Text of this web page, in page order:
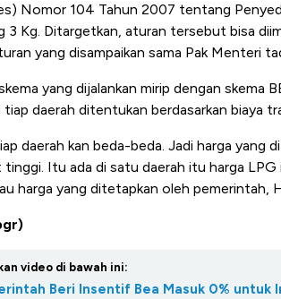
Nomor 104 Tahun 2007 tentang
3 Kg. Ditargetkan, aturan tersebut bisa
yang disampaikan sama Pak Menteri
yang dijalankan mirip dengan skema
tiap daerah ditentukan berdasarkan biaya
daerah kan beda-beda. Jadi harga
tinggi. Itu ada di satu daerah itu harga
harga yang ditetapkan oleh pemerintah,
video di bawah ini:
Beri Insentif Bea Masuk 0% untuk